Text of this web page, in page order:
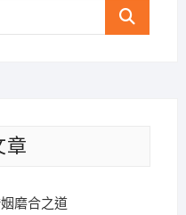
Search
章
磨合之道